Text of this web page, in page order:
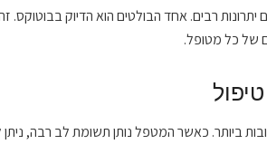
יתרונות רבים. אחד הבולטים הוא הדיוק
של כל מטופל.
ביותר. כאשר המטפל נותן תשומת לב רבה,